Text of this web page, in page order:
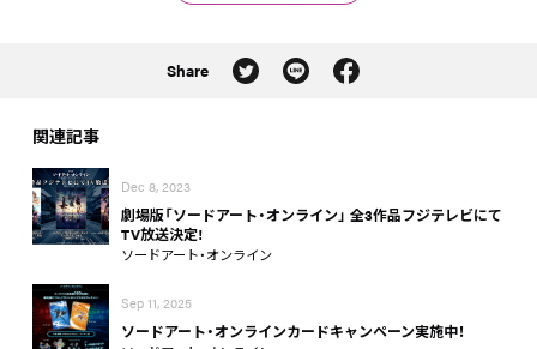
Share
関連記事
Dec 8, 2023
劇場版「ソードアート・オンライン」 全3作品フジテレビにて
TV放送決定!
ソードアート・オンライン
Sep 11, 2025
ソードアート・オンラインカードキャンペーン実施中！